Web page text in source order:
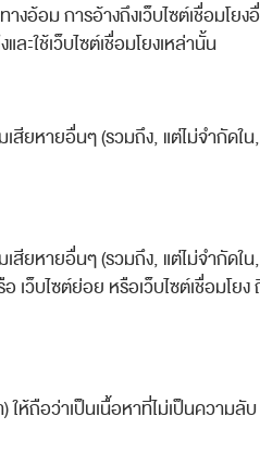
างอ้อม การอ้างถึงเว็บไซต์เชื่อม
ะใช้เว็บไซต์เชื่อมโยงเหล่านั้น
สียหายอื่นๆ (รวมถึง, แต่ไม่จำกั
สียหายอื่นๆ (รวมถึง, แต่ไม่จำกั
บไซต์ย่อย หรือเว็บไซต์เชื่อมโยง
ถือว่าเป็นเนื้อหาที่ไม่เป็นความลั